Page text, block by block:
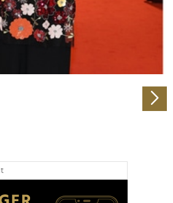
geben wir Informationen zu Ihrer
Website an unsere Partner für
und Analysen weiter. Unsere
Informationen möglicherweise mit
die Sie ihnen bereitgestellt